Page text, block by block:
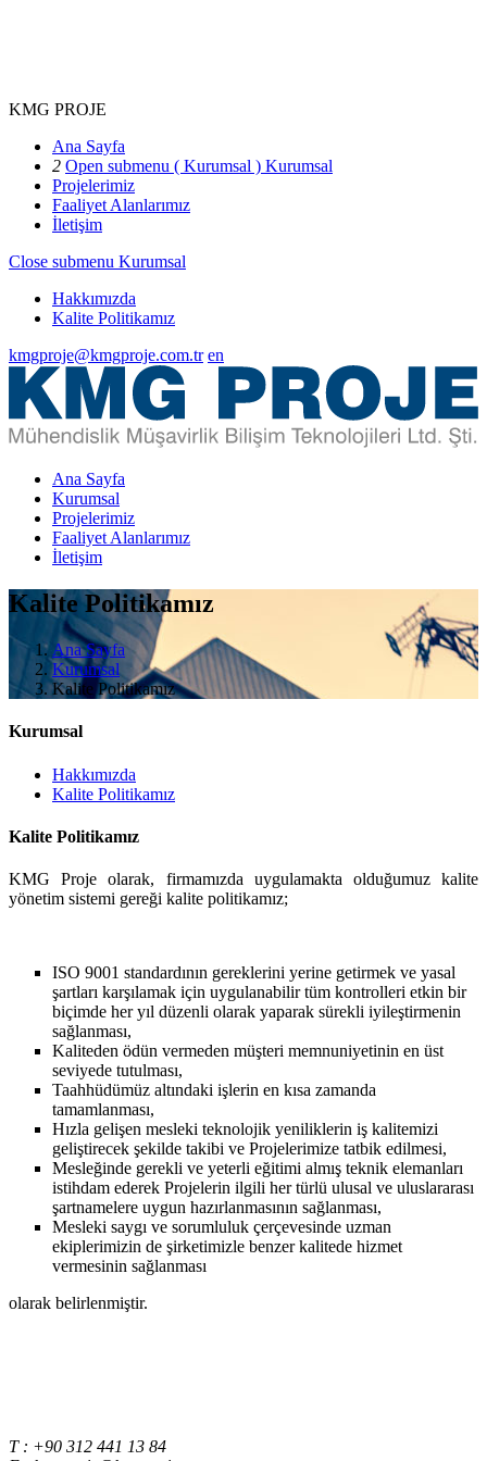
KMG PROJE
Ana Sayfa
2 Open submenu ( Kurumsal ) Kurumsal
Projelerimiz
Faaliyet Alanlarımız
İletişim
Close submenu Kurumsal
Hakkımızda
Kalite Politikamız
kmgproje@kmgproje.com.tr en
Ana Sayfa
Kurumsal
Projelerimiz
Faaliyet Alanlarımız
İletişim
Kalite Politikamız
Ana Sayfa
Kurumsal
Kalite Politikamız
Kurumsal
Hakkımızda
Kalite Politikamız
Kalite Politikamız
KMG Proje olarak, firmamızda uygulamakta olduğumuz kalite
yönetim sistemi gereği kalite politikamız;
ISO 9001 standardının gereklerini yerine getirmek ve yasal
şartları karşılamak için uygulanabilir tüm kontrolleri etkin bir
biçimde her yıl düzenli olarak yaparak sürekli iyileştirmenin
sağlanması,
Kaliteden ödün vermeden müşteri memnuniyetinin en üst
seviyede tutulması,
Taahhüdümüz altındaki işlerin en kısa zamanda
tamamlanması,
Hızla gelişen mesleki teknolojik yeniliklerin iş kalitemizi
geliştirecek şekilde takibi ve Projelerimize tatbik edilmesi,
Mesleğinde gerekli ve yeterli eğitimi almış teknik elemanları
istihdam ederek Projelerin ilgili her türlü ulusal ve uluslararası
şartnamelere uygun hazırlanmasının sağlanması,
Mesleki saygı ve sorumluluk çerçevesinde uzman
ekiplerimizin de şirketimizle benzer kalitede hizmet
vermesinin sağlanması
olarak belirlenmiştir.
T : +90 312 441 13 84